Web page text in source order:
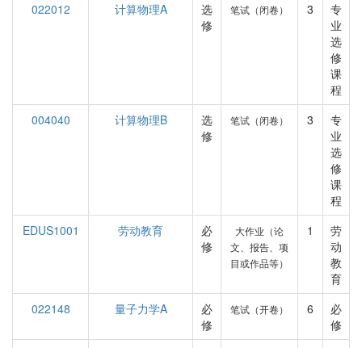
022012
计算物理A
选
修
笔试（闭卷） 3
专
业
选
修
课
程
004040
计算物理B
选
修
笔试（闭卷） 3
专
业
选
修
课
程
EDUS1001
劳动教育
必
修
大作业（论
文、报告、项
目或作品等）
1
劳
动
教
育
022148
量子力学A
必
修
笔试（开卷） 6
必
修